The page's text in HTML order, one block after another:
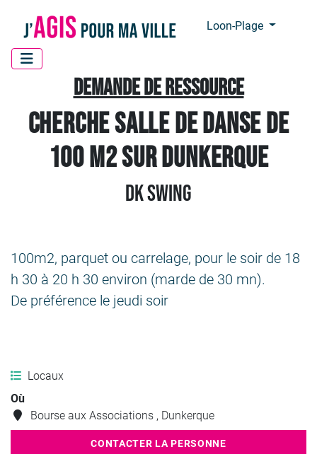
Loon-Plage
Demande de ressource
Cherche salle de danse de
100 m2 sur Dunkerque
DK Swing
100m2, parquet ou carrelage, pour le soir de 18
h 30 à 20 h 30 environ (marde de 30 mn).
De préférence le jeudi soir
Locaux
Où
Bourse aux Associations , Dunkerque
CONTACTER LA PERSONNE